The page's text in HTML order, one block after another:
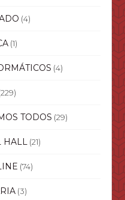
(4)
(1)
(4)
TODOS (29)
HALL (21)
(74)
(3)